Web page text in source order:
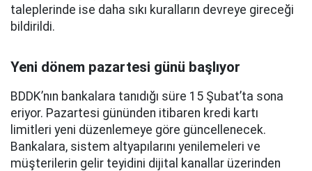
taleplerinde ise daha sıkı kuralların devreye gireceği
bildirildi.
Yeni dönem pazartesi günü başlıyor
BDDK’nın bankalara tanıdığı süre 15 Şubat’ta sona
eriyor. Pazartesi gününden itibaren kredi kartı
limitleri yeni düzenlemeye göre güncellenecek.
Bankalara, sistem altyapılarını yenilemeleri ve
müşterilerin gelir teyidini dijital kanallar üzerinden